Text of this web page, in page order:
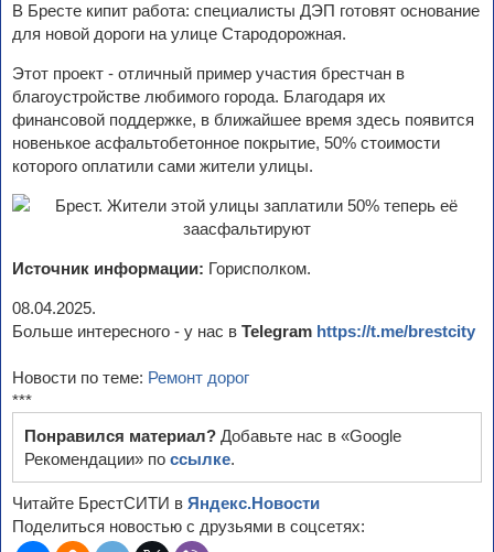
В Бресте кипит работа: специалисты ДЭП готовят основание
для новой дороги на улице Стародорожная.
Этот проект - отличный пример участия брестчан в
благоустройстве любимого города. Благодаря их
финансовой поддержке, в ближайшее время здесь появится
новенькое асфальтобетонное покрытие, 50% стоимости
которого оплатили сами жители улицы.
Источник информации: Горисполком.
08.04.2025.
Больше интересного - у нас в Telegram https://t.me/brestcity
Новости по теме: Ремонт дорог
***
Понравился материал? Добавьте нас в «Google
Рекомендации» по ссылке.
Читайте БрестСИТИ в Яндекс.Новости
Поделиться новостью с друзьями в соцсетях: